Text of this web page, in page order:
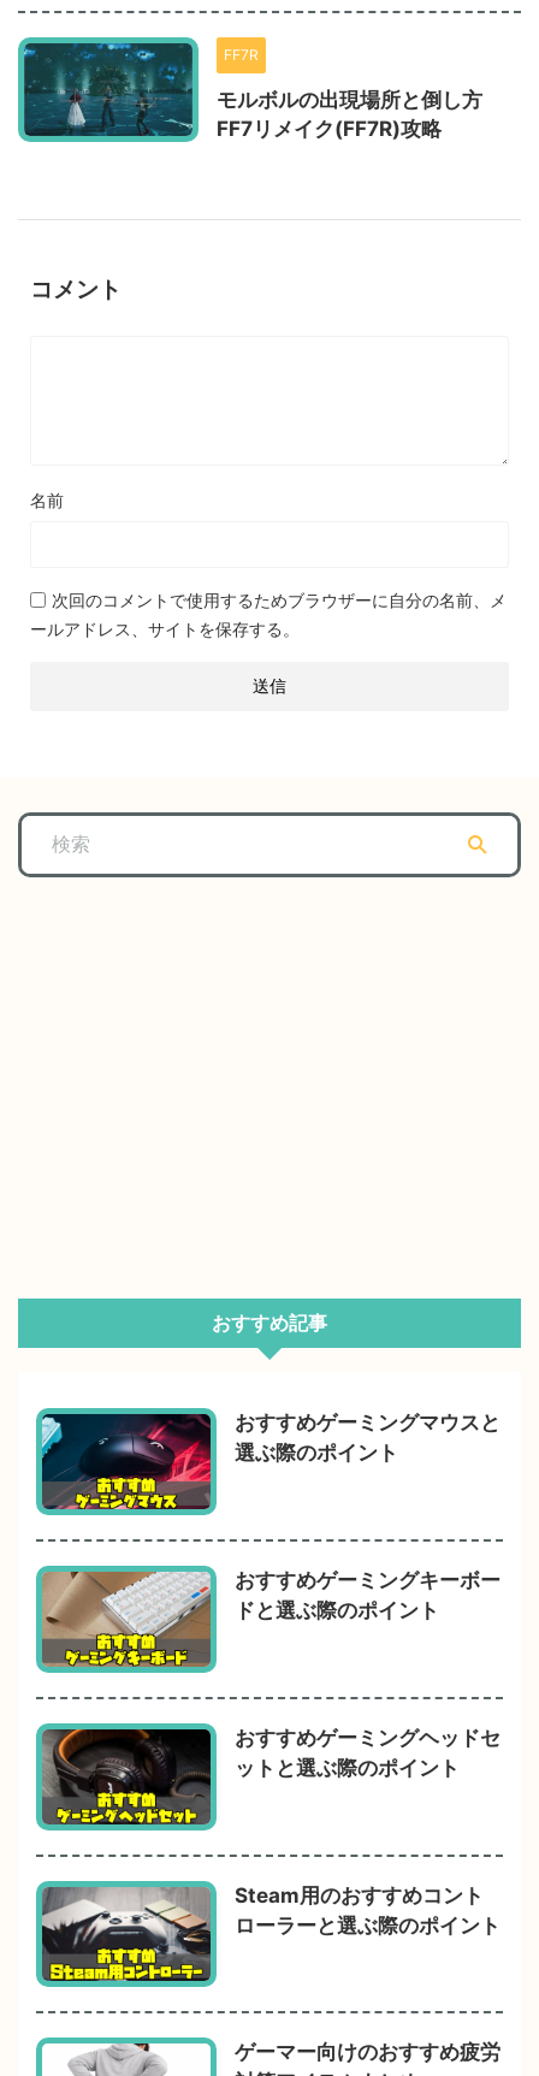
FF7R
モルボルの出現場所と倒し方
FF7リメイク(FF7R)攻略
コメント
名前
次回のコメントで使用するためブラウザーに自分の名前、メ
ールアドレス、サイトを保存する。
おすすめ記事
おすすめゲーミングマウスと
選ぶ際のポイント
おすすめゲーミングキーボー
ドと選ぶ際のポイント
おすすめゲーミングヘッドセ
ットと選ぶ際のポイント
Steam用のおすすめコント
ローラーと選ぶ際のポイント
ゲーマー向けのおすすめ疲労